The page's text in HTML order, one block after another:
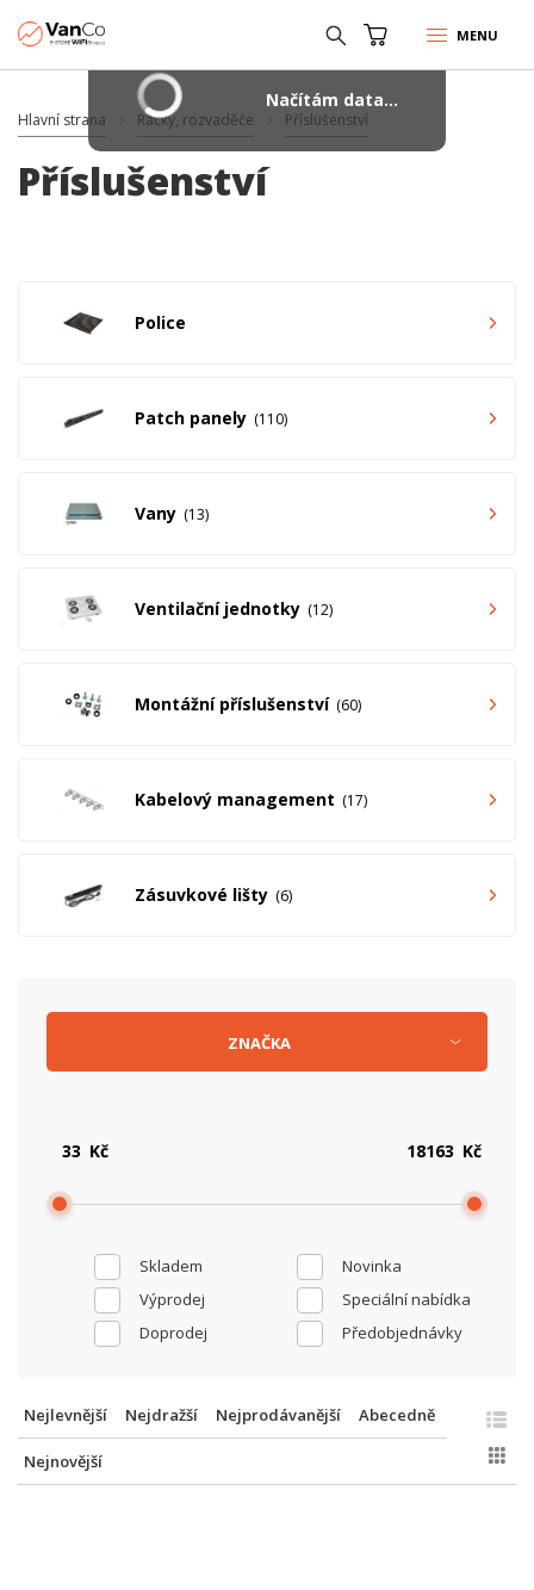
MENU
Hlavní strana Racky, rozvaděče Příslušenství
Příslušenství
Police
Patch panely 110
Vany 13
Ventilační jednotky 12
Montážní příslušenství 60
Kabelový management 17
Zásuvkové lišty 6
Skladem
Novinka
Výprodej
Speciální nabídka
Doprodej
Předobjednávky
Kč Kč
ZNAČKA
Nejlevnější Nejdražší Nejprodávanější Abecedně
Nejnovější
Načítám data...